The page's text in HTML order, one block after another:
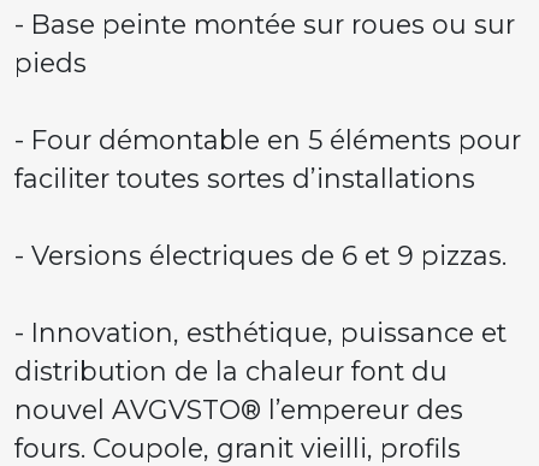
- Base peinte montée sur roues ou sur
pieds
- Four démontable en 5 éléments pour
faciliter toutes sortes d’installations
- Versions électriques de 6 et 9 pizzas.
- Innovation, esthétique, puissance et
distribution de la chaleur font du
nouvel AVGVSTO® l’empereur des
fours. Coupole, granit vieilli, profils